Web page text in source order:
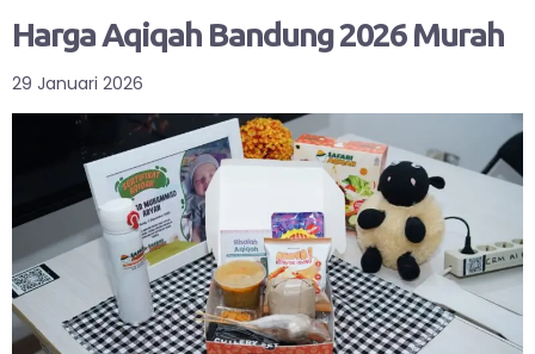
Harga Aqiqah Bandung 2026 Murah
29 Januari 2026